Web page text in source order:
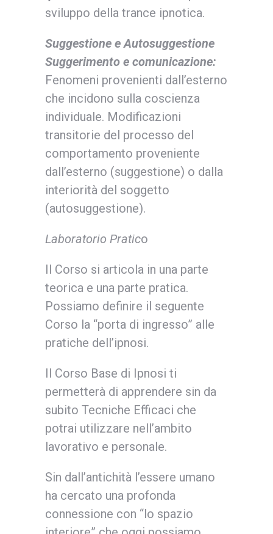
sviluppo della trance ipnotica.
Suggestione e Autosuggestione
Suggerimento e comunicazione:
Fenomeni provenienti dall’esterno
che incidono sulla coscienza
individuale. Modificazioni
transitorie del processo del
comportamento proveniente
dall’esterno (suggestione) o dalla
interiorità del soggetto
(autosuggestione).
Laboratorio Pratico
Il Corso si articola in una parte
teorica e una parte pratica.
Possiamo definire il seguente
Corso la “porta di ingresso” alle
pratiche dell’ipnosi.
Il Corso Base di Ipnosi ti
permetterà di apprendere sin da
subito Tecniche Efficaci che
potrai utilizzare nell’ambito
lavorativo e personale.
Sin dall’antichità l’essere umano
ha cercato una profonda
connessione con “lo spazio